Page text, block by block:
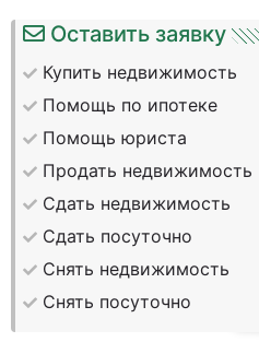
Оставить заявку
Купить недвижимость
Помощь по ипотеке
Помощь юриста
Продать недвижимость
Сдать недвижимость
Сдать посуточно
Снять недвижимость
Снять посуточно